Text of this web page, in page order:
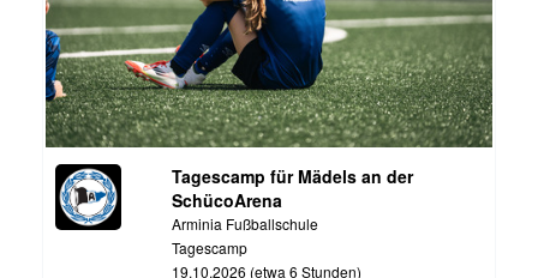
Tagescamp für Mädels an der
SchücoArena
Arminia Fußballschule
Tagescamp
19.10.2026 (etwa 6 Stunden)